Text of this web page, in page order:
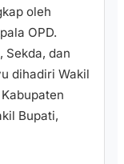
oleh
OPD.
Sekda, dan
dihadiri Wakil
Bupati,